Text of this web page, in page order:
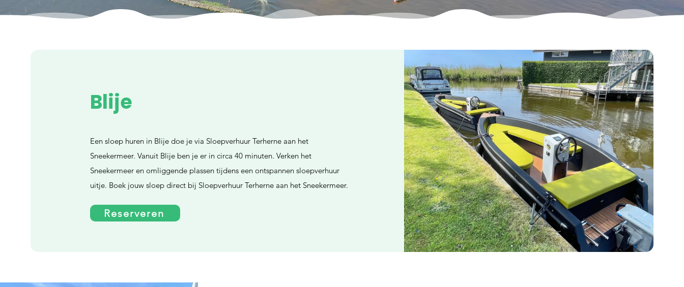
Blije
Een sloep huren in Blije doe je via Sloepverhuur Terherne aan het
Sneekermeer. Vanuit Blije ben je er in circa 40 minuten. Verken het
Sneekermeer en omliggende plassen tijdens een ontspannen sloepverhuur
uitje. Boek jouw sloep direct bij Sloepverhuur Terherne aan het Sneekermeer.
Reserveren